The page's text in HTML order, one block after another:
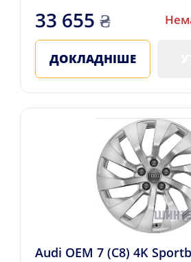
33 655 ₴
ДОКЛАДНІШЕ
Audi OEM 7 (C8) 4K